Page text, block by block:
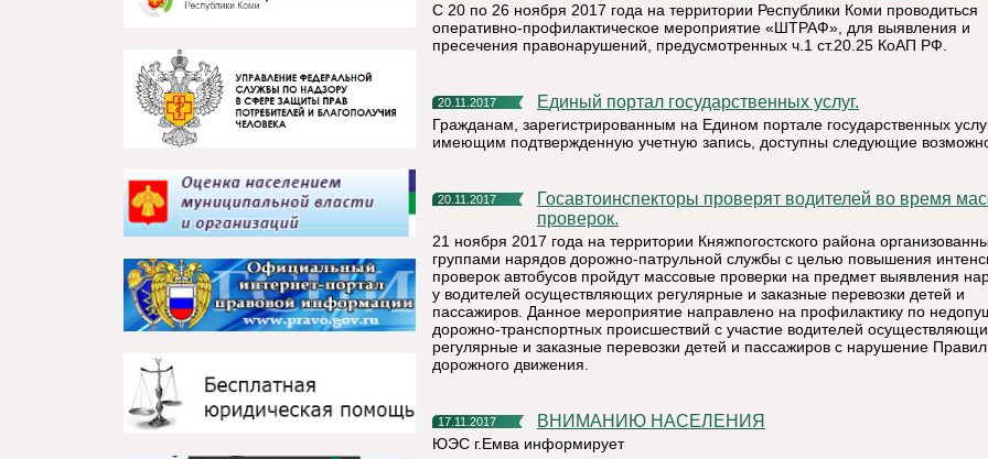
С 20 по 26 ноября 2017 года на территории Республики Коми проводиться
оперативно-профилактическое мероприятие «ШТРАФ», для выявления и
пресечения правонарушений, предусмотренных ч.1 ст.20.25 КоАП РФ.
20.11.2017 Единый портал государственных услуг.
Гражданам, зарегистрированным на Едином портале государственных
имеющим подтвержденную учетную запись, доступны следующие
20.11.2017
Госавтоинспекторы проверят водителей во время массовых
проверок.
21 ноября 2017 года на территории Княжпогостского района
группами нарядов дорожно-патрульной службы с целью повышения
проверок автобусов пройдут массовые проверки на предмет выявления
у водителей осуществляющих регулярные и заказные перевозки детей и
пассажиров. Данное мероприятие направлено на профилактику по
дорожно-транспортных происшествий с участие водителей
регулярные и заказные перевозки детей и пассажиров с нарушение Правил
дорожного движения.
17.11.2017 ВНИМАНИЮ НАСЕЛЕНИЯ
ЮЭС г.Емва информирует